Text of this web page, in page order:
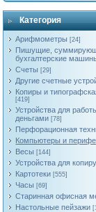
Категория
Арифмометры [24]
Пишущие,
бухгалтерские
Счеты [29]
Другие счетные
Копиры и
[419]
Устройства для
деньгами [78]
Перфорационная
Компьютеры и
Весы [144]
Устройства для
Картотеки [555]
Часы [69]
Старинная офисная
Настольные пейзажи